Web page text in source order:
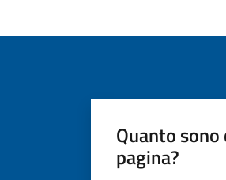
Quanto
pagina?